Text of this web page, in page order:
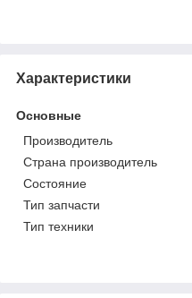
Характеристики
Основные
Производитель
Страна производитель
Состояние
Тип запчасти
Тип техники